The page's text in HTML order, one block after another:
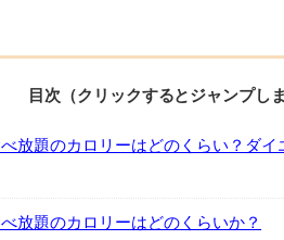
目次（クリックするとジャンプしま
放題のカロリーはどのくらい？ダイ
放題のカロリーはどのくらいか？